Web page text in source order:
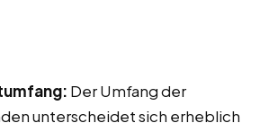
Der Umfang der
unterscheidet sich erheblich